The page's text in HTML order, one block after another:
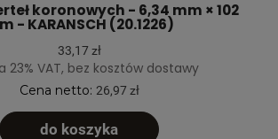
koronowych - 6,34 mm × 102
- KARANSCH (20.1226)
33,17 zł
23% VAT, bez kosztów dostawy
Cena netto: 26,97 zł
do koszyka